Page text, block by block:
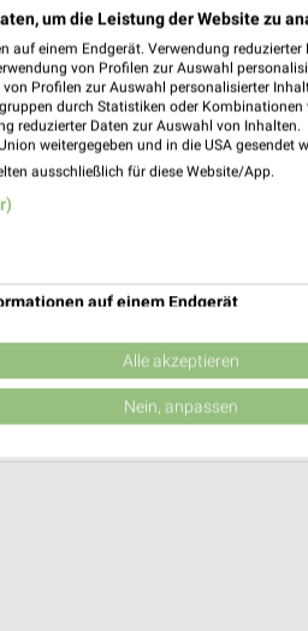
- 19:00 Uhr |
- 18:00 Uhr | Geschlossen
um die Leistung der Website zu
einem Endgerät. Verwendung
von Profilen zur Auswahl
Profilen zur Auswahl personalisierter
durch Statistiken oder
reduzierter Daten zur Auswahl von Inhalten.
weitergegeben und in die USA gesendet
ausschließlich für diese Website/App.
auf einem Endgerät
von Werbeanzeigen
Werbung
Alle akzeptieren
Nein, anpassen